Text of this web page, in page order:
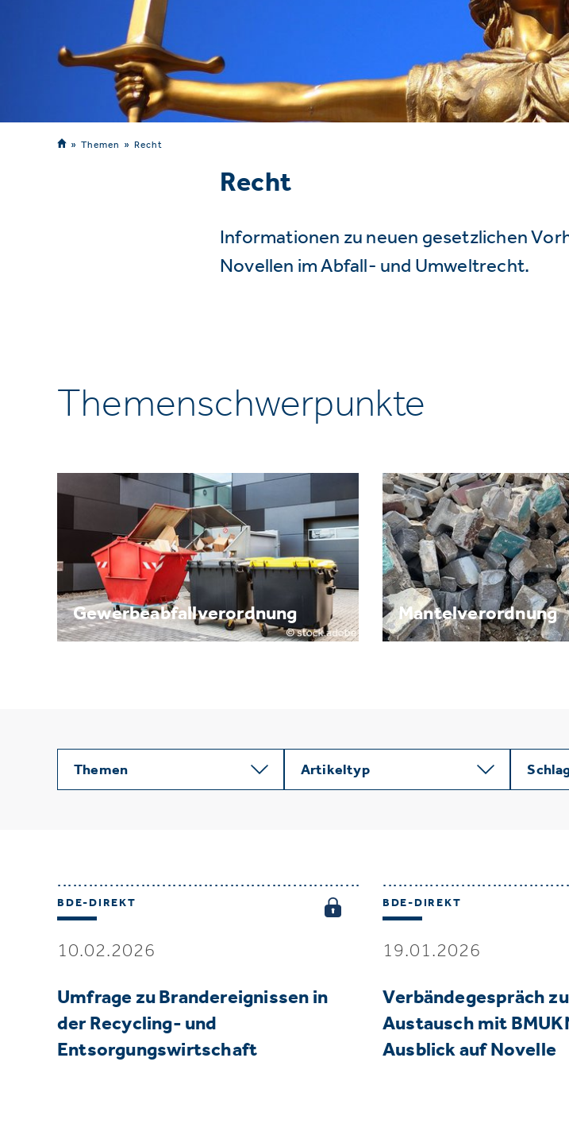
Themen Recht
Recht
Informationen zu neuen gesetzlichen
Novellen im Abfall- und Umweltrecht.
Themenschwerpunkte
Gewerbeabfallverordnung Mantelverordnung
Themen Artikeltyp
BDE-DIREKT
10.02.2026
Umfrage zu Brandereignissen in
der Recycling- und
Entsorgungswirtschaft
BDE-DIREKT
19.01.2026
Verbändegespräch
Austausch mit
Ausblick auf Novelle